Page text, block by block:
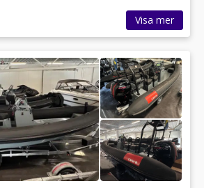
Visa mer